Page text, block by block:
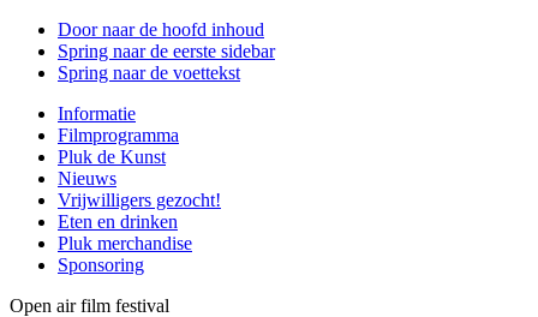
Door naar de hoofd inhoud
Spring naar de eerste sidebar
Spring naar de voettekst
Informatie
Filmprogramma
Pluk de Kunst
Nieuws
Vrijwilligers gezocht!
Eten en drinken
Pluk merchandise
Sponsoring
Open air film festival